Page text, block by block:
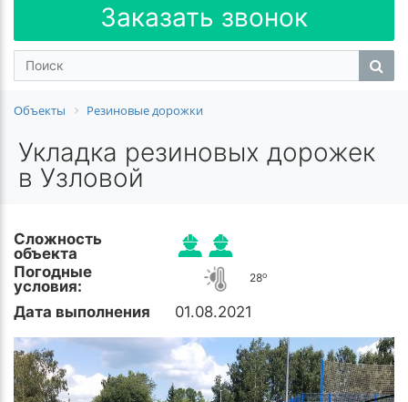
Заказать звонок
Объекты Резиновые дорожки
Укладка резиновых дорожек
в Узловой
Сложность
объекта
Погодные
условия:
28o
Дата выполнения 01.08.2021